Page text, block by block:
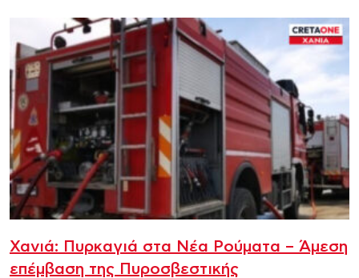
Χανιά: Πυρκαγιά στα Νέα Ρούματα – Άμεση
επέμβαση της Πυροσβεστικής